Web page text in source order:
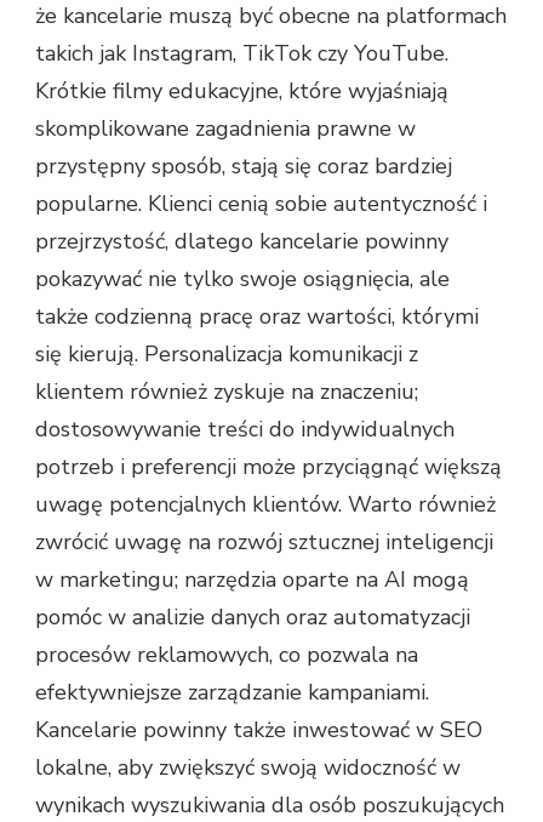
że kancelarie muszą być obecne na platformach
takich jak Instagram, TikTok czy YouTube.
Krótkie filmy edukacyjne, które wyjaśniają
skomplikowane zagadnienia prawne w
przystępny sposób, stają się coraz bardziej
popularne. Klienci cenią sobie autentyczność i
przejrzystość, dlatego kancelarie powinny
pokazywać nie tylko swoje osiągnięcia, ale
także codzienną pracę oraz wartości, którymi
się kierują. Personalizacja komunikacji z
klientem również zyskuje na znaczeniu;
dostosowywanie treści do indywidualnych
potrzeb i preferencji może przyciągnąć większą
uwagę potencjalnych klientów. Warto również
zwrócić uwagę na rozwój sztucznej inteligencji
w marketingu; narzędzia oparte na AI mogą
pomóc w analizie danych oraz automatyzacji
procesów reklamowych, co pozwala na
efektywniejsze zarządzanie kampaniami.
Kancelarie powinny także inwestować w SEO
lokalne, aby zwiększyć swoją widoczność w
wynikach wyszukiwania dla osób poszukujących